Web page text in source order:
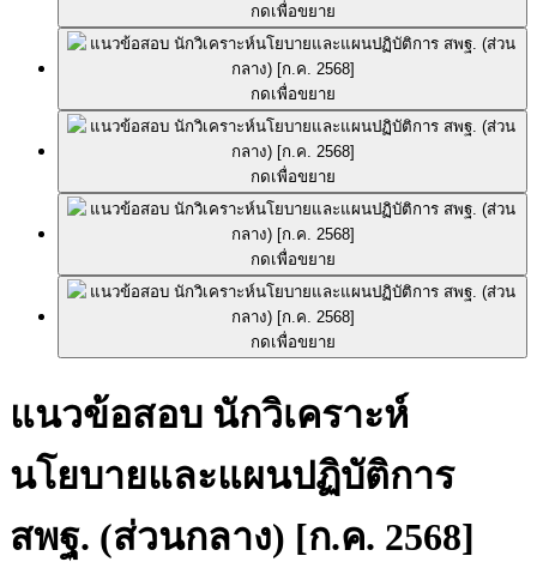
กดเพื่อขยาย
กดเพื่อขยาย
กดเพื่อขยาย
กดเพื่อขยาย
กดเพื่อขยาย
แนวข้อสอบ นักวิเคราะห์
นโยบายและแผนปฏิบัติการ
สพฐ. (ส่วนกลาง) [ก.ค. 2568]